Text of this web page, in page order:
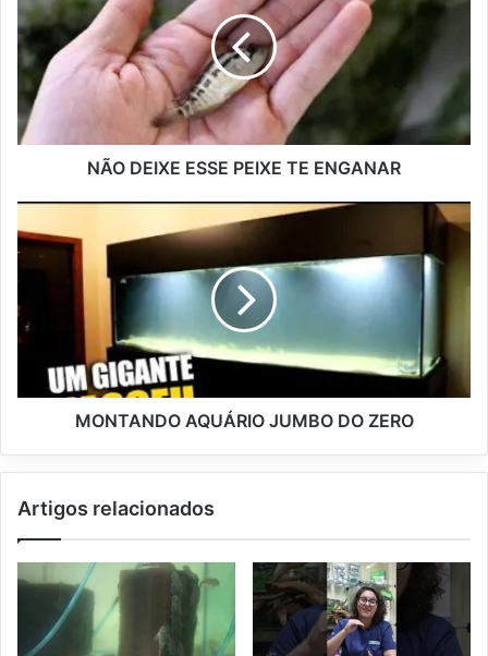
NÃO DEIXE ESSE PEIXE TE ENGANAR
MONTANDO AQUÁRIO JUMBO DO ZERO
Artigos relacionados